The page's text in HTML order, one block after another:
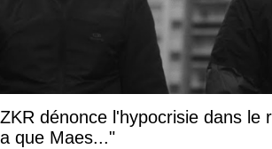
ZKR dénonce l'hypocrisie dans le
a que Maes..."